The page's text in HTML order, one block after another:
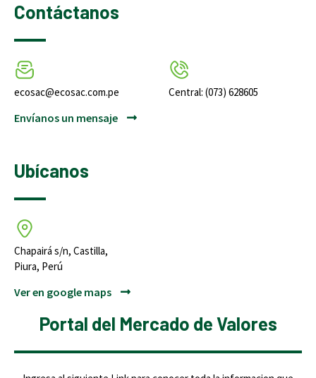
Contáctanos
ecosac@ecosac.com.pe Central: (073) 628605
Envíanos un mensaje
Ubícanos
Chapairá s/n, Castilla,
Piura, Perú
Ver en google maps
Portal del Mercado de Valores